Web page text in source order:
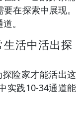
在探索中展现。
。
活中活出探
险家才能活出这
实践10-34通道能